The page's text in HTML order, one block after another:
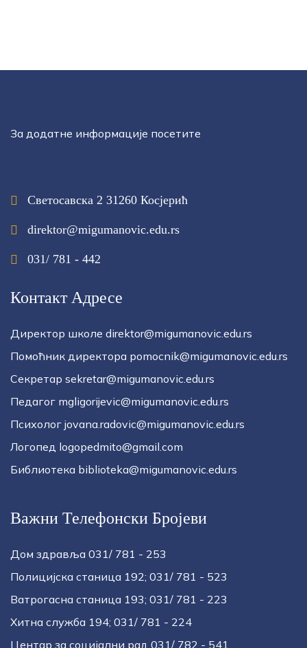
За додатне информације посетите
Светосавска 2 31260 Косјерић
direktor@migumanovic.edu.rs
031/ 781 - 442
Контакт Адресе
Директор школе direktor@migumanovic.edu.rs
Помоћник директора pomocnik@migumanovic.edu.rs
Секретар sekretar@migumanovic.edu.rs
Педагог mgligorijevic@migumanovic.edu.rs
Психолог jovana.radovic@migumanovic.edu.rs
Логопед logopedmito@gmail.com
Библиотека biblioteka@migumanovic.edu.rs
Важни Телефонски Бројеви
Дом здравља 031/ 781 - 253
Полицијска станица 192; 031/ 781 - 523
Ватрогасна станица 193; 031/ 781 - 223
Хитна служба 194; 031/ 781 - 224
Центар за социјални рад 031/ 782 - 541